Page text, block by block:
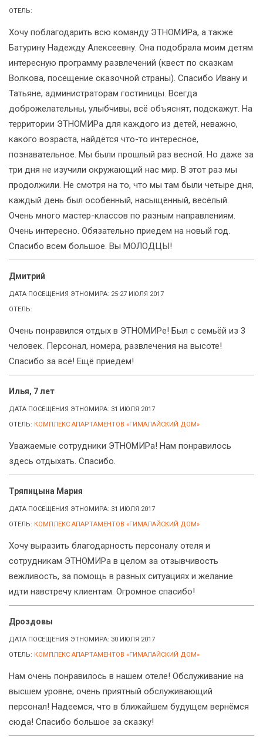
ОТЕЛЬ:
Хочу поблагодарить всю команду ЭТНОМИРа, а также
Батурину Надежду Алексеевну. Она подобрала моим детям
интересную программу развлечений (квест по сказкам
Волкова, посещение сказочной страны). Спасибо Ивану и
Татьяне, администраторам гостиницы. Всегда
доброжелательны, улыбчивы, всё объяснят, подскажут. На
территории ЭТНОМИРа для каждого из детей, неважно,
какого возраста, найдётся что-то интересное,
познавательное. Мы были прошлый раз весной. Но даже за
три дня не изучили окружающий нас мир. В этот раз мы
продолжили. Не смотря на то, что мы там были четыре дня,
каждый день был особенный, насыщенный, весёлый.
Очень много мастер-классов по разным направлениям.
Очень интересно. Обязательно приедем на новый год.
Спасибо всем большое. Вы МОЛОДЦЫ!
Дмитрий
ДАТА ПОСЕЩЕНИЯ ЭТНОМИРА: 25-27 ИЮЛЯ 2017
ОТЕЛЬ:
Очень понравился отдых в ЭТНОМИРе! Был с семьёй из 3
человек. Персонал, номера, развлечения на высоте!
Спасибо за всё! Ещё приедем!
Илья, 7 лет
ДАТА ПОСЕЩЕНИЯ ЭТНОМИРА: 31 ИЮЛЯ 2017
ОТЕЛЬ: КОМПЛЕКС АПАРТАМЕНТОВ «ГИМАЛАЙСКИЙ ДОМ»
Уважаемые сотрудники ЭТНОМИРа! Нам понравилось
здесь отдыхать. Спасибо.
Тряпицына Мария
ДАТА ПОСЕЩЕНИЯ ЭТНОМИРА: 31 ИЮЛЯ 2017
ОТЕЛЬ: КОМПЛЕКС АПАРТАМЕНТОВ «ГИМАЛАЙСКИЙ ДОМ»
Хочу выразить благодарность персоналу отеля и
сотрудникам ЭТНОМИРа в целом за отзывчивость
вежливость, за помощь в разных ситуациях и желание
идти навстречу клиентам. Огромное спасибо!
Дроздовы
ДАТА ПОСЕЩЕНИЯ ЭТНОМИРА: 30 ИЮЛЯ 2017
ОТЕЛЬ: КОМПЛЕКС АПАРТАМЕНТОВ «ГИМАЛАЙСКИЙ ДОМ»
Нам очень понравилось в нашем отеле! Обслуживание на
высшем уровне; очень приятный обслуживающий
персонал! Надеемся, что в ближайшем будущем вернёмся
сюда! Спасибо большое за сказку!